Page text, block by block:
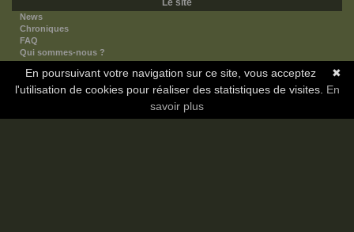
Le site
News
Chroniques
FAQ
Qui sommes-nous ?
Nos partenaires
Faites-nous connaitre
Nous contacter
✖
En poursuivant votre navigation sur ce site, vous acceptez
l'utilisation de cookies pour réaliser des statistiques de visites. En
savoir plus